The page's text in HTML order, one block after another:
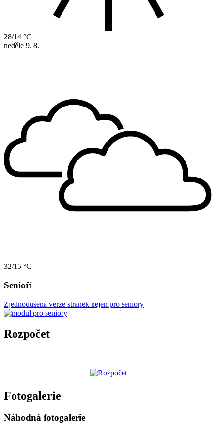
28/14 °C
neděle 9. 8.
32/15 °C
Senioři
Zjednodušená verze stránek nejen pro seniory
Rozpočet
Fotogalerie
Náhodná fotogalerie